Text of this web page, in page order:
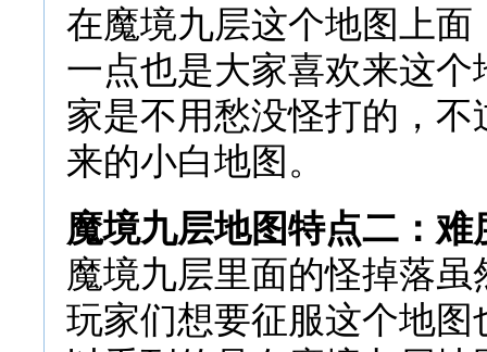
在魔境九层这个地图上
一点也是大家喜欢来这
家是不用愁没怪打的，
来的小白地图。
魔境九层地图特点二：难
魔境九层里面的怪掉落
玩家们想要征服这个地